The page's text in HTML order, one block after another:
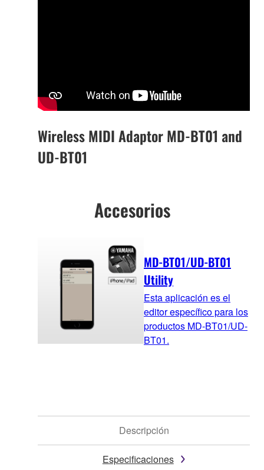
Wireless MIDI Adaptor MD-BT01 and
UD-BT01
Accesorios
MD-BT01/UD-BT01
Utility
Esta aplicación es el
editor específico para los
productos MD-BT01/UD-
BT01.
Descripción
Especificaciones